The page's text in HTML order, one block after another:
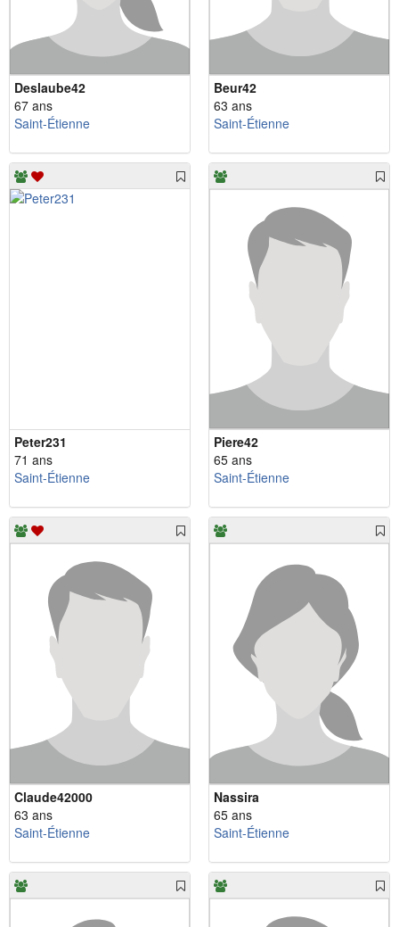
Deslaube42
67 ans
Saint-Étienne
Beur42
63 ans
Saint-Étienne
Peter231
71 ans
Saint-Étienne
Piere42
65 ans
Saint-Étienne
Claude42000
63 ans
Saint-Étienne
Nassira
65 ans
Saint-Étienne